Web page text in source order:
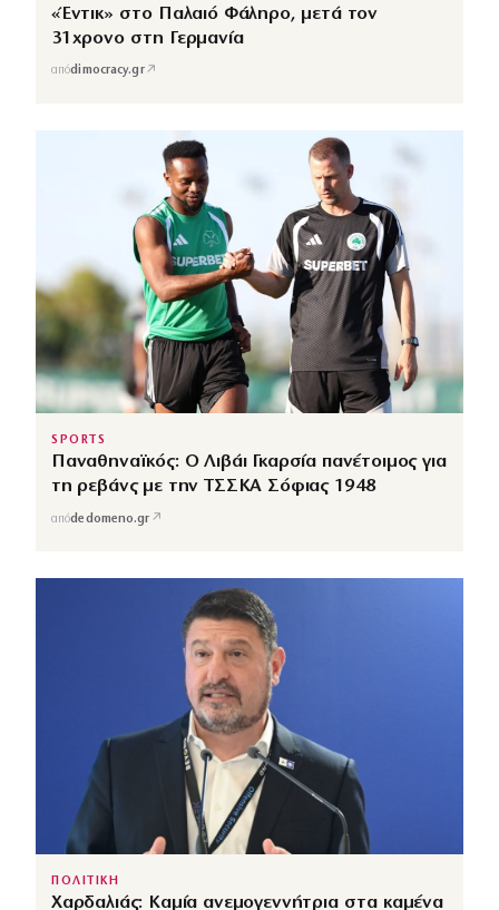
«Έντικ» στο Παλαιό Φάληρο, μετά τον
31χρονο στη Γερμανία
απόdimocracy.gr↗
SPORTS
Παναθηναϊκός: Ο Λιβάι Γκαρσία πανέτοιμος για
τη ρεβάνς με την ΤΣΣΚΑ Σόφιας 1948
απόdedomeno.gr ↗
ΠΟΛΙΤΙΚΗ
Χαρδαλιάς: Καμία ανεμογεννήτρια στα καμένα